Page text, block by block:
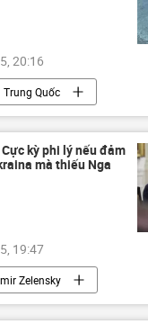
20:16
Trung Quốc
tranh chấp lãnh thổ
Trường Sa
thông tin
trị
kỳ phi lý nếu đảm
mà thiếu Nga
19:47
Zelensky
Quan điểm-Ý kiến